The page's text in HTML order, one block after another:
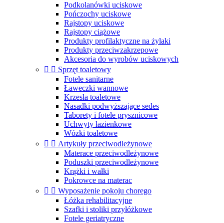
Podkolanówki uciskowe
Pończochy uciskowe
Rajstopy uciskowe
Rajstopy ciążowe
Produkty profilaktyczne na żylaki
Produkty przeciwzakrzepowe
Akcesoria do wyrobów uciskowych
  Sprzęt toaletowy
Fotele sanitarne
Ławeczki wannowe
Krzesła toaletowe
Nasadki podwyższające sedes
Taborety i fotele prysznicowe
Uchwyty łazienkowe
Wózki toaletowe
  Artykuły przeciwodleżynowe
Materace przeciwodleżynowe
Poduszki przeciwodleżynowe
Krążki i wałki
Pokrowce na materac
  Wyposażenie pokoju chorego
Łóżka rehabilitacyjne
Szafki i stoliki przyłóżkowe
Fotele geriatryczne